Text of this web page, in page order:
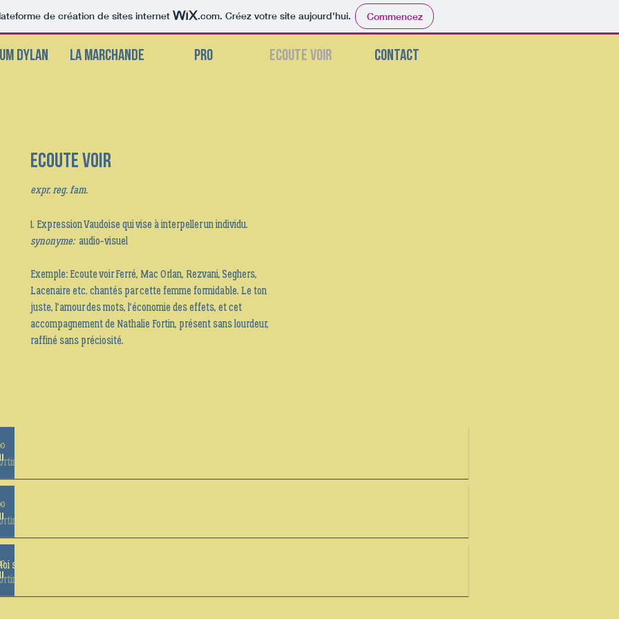
de création de sites internet .com. Créez votre site aujourd'hui. Commencez
DYLAN LA MARCHANDE PRO ECOUTE VOIR CONTACT
Ecoute voir
expr. reg. fam.
1. Expression Vaudoise qui vise à interpeller un individu.
synonyme: audio-visuel
Exemple: Ecoute voir Ferré, Mac Orlan, Rezvani, Seghers,
Lacenaire etc. chantés par cette femme formidable. Le ton
juste, l’amour des mots, l’économie des effets, et cet
accompagnement de Nathalie Fortin, présent sans lourdeur,
raffiné sans préciosité.
- Sarclo
son Voisin